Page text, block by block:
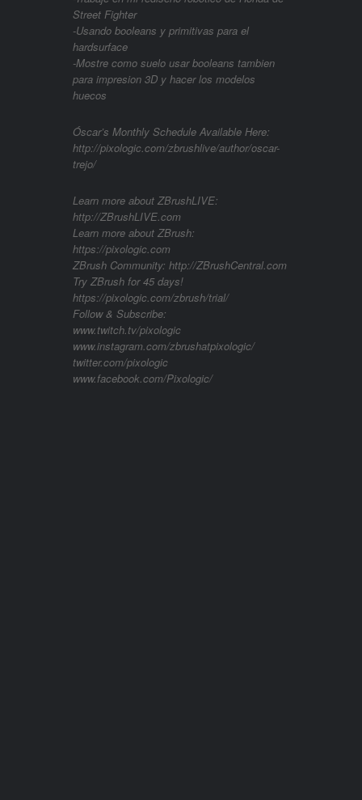
Street Fighter
-Usando booleans y primitivas para el
hardsurface
-Mostre como suelo usar booleans tambien
para impresion 3D y hacer los modelos
huecos
Óscar’s Monthly Schedule Available Here:
http://pixologic.com/zbrushlive/author/oscar-
trejo/
Learn more about ZBrushLIVE:
http://ZBrushLIVE.com
Learn more about ZBrush:
https://pixologic.com
ZBrush Community: http://ZBrushCentral.com
Try ZBrush for 45 days!
https://pixologic.com/zbrush/trial/
Follow & Subscribe:
www.twitch.tv/pixologic
www.instagram.com/zbrushatpixologic/
twitter.com/pixologic
www.facebook.com/Pixologic/